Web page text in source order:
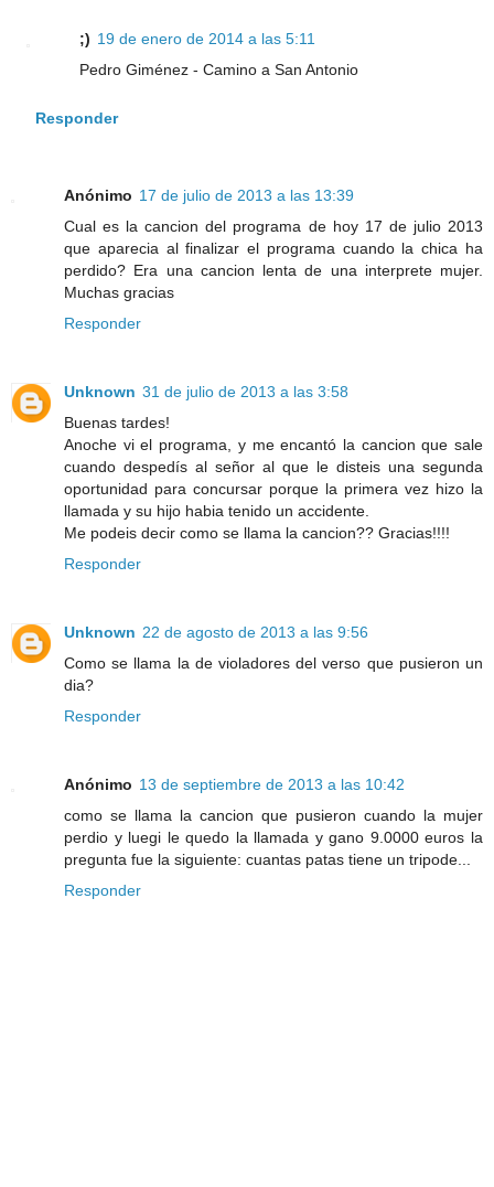
;) 19 de enero de 2014 a las 5:11
Pedro Giménez - Camino a San Antonio
Responder
Anónimo 17 de julio de 2013 a las 13:39
Cual es la cancion del programa de hoy 17 de julio 2013
que aparecia al finalizar el programa cuando la chica ha
perdido? Era una cancion lenta de una interprete mujer.
Muchas gracias
Responder
Unknown 31 de julio de 2013 a las 3:58
Buenas tardes!
Anoche vi el programa, y me encantó la cancion que sale
cuando despedís al señor al que le disteis una segunda
oportunidad para concursar porque la primera vez hizo la
llamada y su hijo habia tenido un accidente.
Me podeis decir como se llama la cancion?? Gracias!!!!
Responder
Unknown 22 de agosto de 2013 a las 9:56
Como se llama la de violadores del verso que pusieron un
dia?
Responder
Anónimo 13 de septiembre de 2013 a las 10:42
como se llama la cancion que pusieron cuando la mujer
perdio y luegi le quedo la llamada y gano 9.0000 euros la
pregunta fue la siguiente: cuantas patas tiene un tripode...
Responder